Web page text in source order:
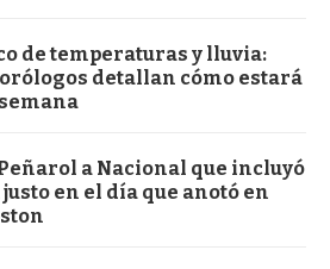
de temperaturas y lluvia:
detallan cómo estará
a Nacional que incluyó
en el día que anotó en